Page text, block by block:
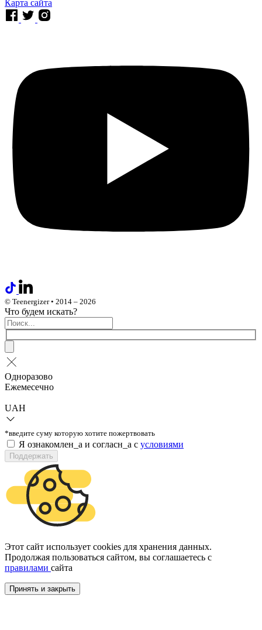
Карта сайта
© Teenergizer • 2014 – 2026
Что будем искать?
Одноразово
Ежемесечно
UAH
*введите суму которую хотите пожертвовать
Я ознакомлен_а и согласн_а c условиями
Поддержать
Этот сайт использует cookies для хранения данных.
Продолжая пользоваться сайтом, вы соглашаетесь с
правилами сайта
Принять и закрыть